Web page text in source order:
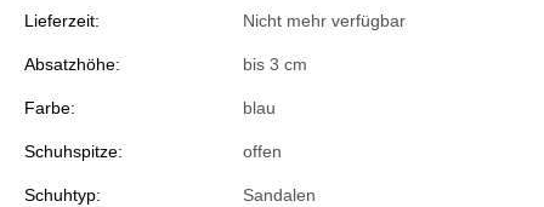
Lieferzeit: Nicht mehr verfügbar
Absatzhöhe: bis 3 cm
Farbe: blau
Schuhspitze: offen
Schuhtyp: Sandalen